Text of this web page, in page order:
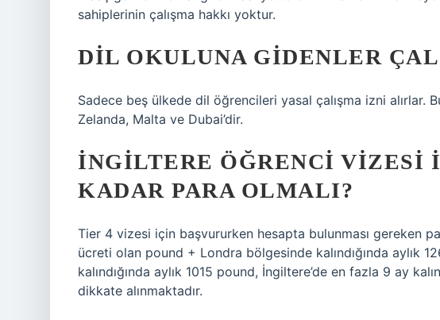
sahiplerinin çalışma hakkı yoktur.
DIL OKULUNA GIDENLER
Sadece beş ülkede dil öğrencileri yasal çalışma izni alırlar.
Zelanda, Malta ve Dubai’dir.
İNGILTERE ÖĞRENCI VIZESI
KADAR PARA OLMALI?
Tier 4 vizesi için başvururken hesapta bulunması gereken
ücreti olan pound + Londra bölgesinde kalındığında aylık
kalındığında aylık 1015 pound, İngiltere’de en fazla 9 ay
dikkate alınmaktadır.